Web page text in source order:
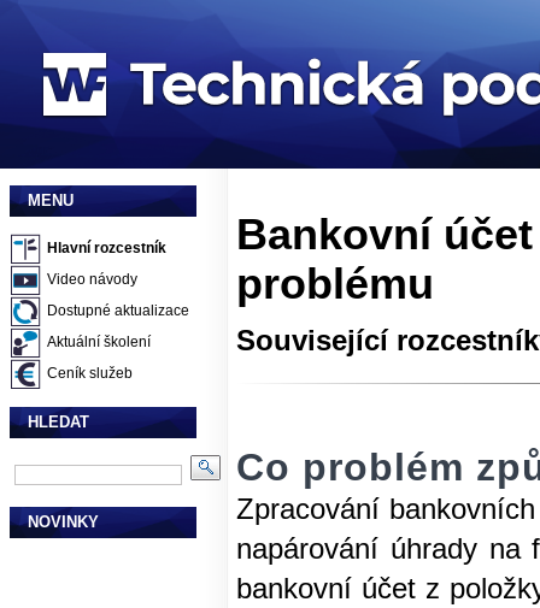
MENU
Hlavní rozcestník
Video návody
Dostupné aktualizace
Aktuální školení
Ceník služeb
HLEDAT
NOVINKY
Bankovní
problému
Související
Co problém
Zpracování
napárování úhrady
bankovní účet z